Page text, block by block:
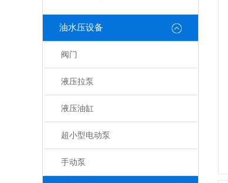
油水压设备
阀门
液压拉泵
液压油缸
超小型电动泵
手动泵